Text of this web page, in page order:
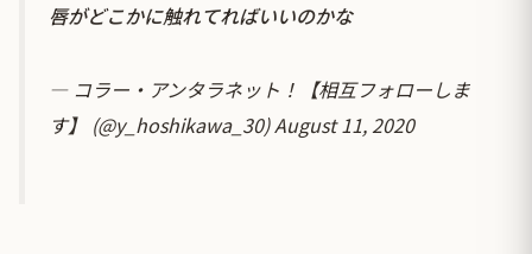
唇がどこかに触れてればいいのかな
— コラー・アンタラネット！【相互フォローしま
す】 (@y_hoshikawa_30)August 11, 2020